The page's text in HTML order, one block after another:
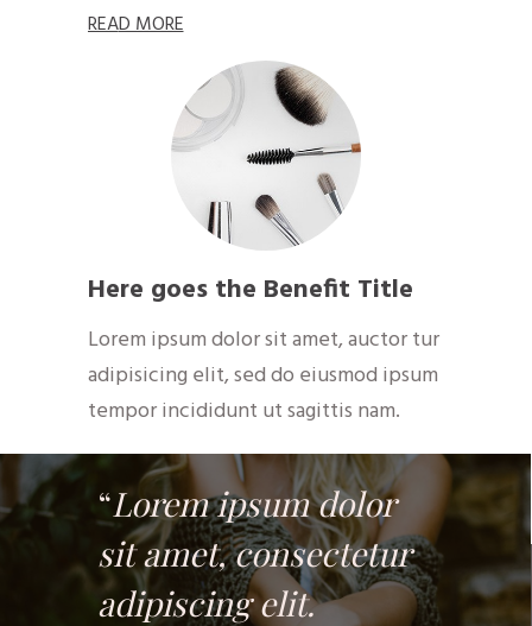
RE​A​D MOR​​​​​E
Here goes the Benefit Title
Lorem ipsum dolor sit amet, auctor tur
adipisicing elit, sed do eiusmod ipsum
tempor incididunt ut sagittis nam.
RE​A​ D MOR​​​​​E
“Lorem ipsum dolor
sit amet, consectetur
adipiscing elit.